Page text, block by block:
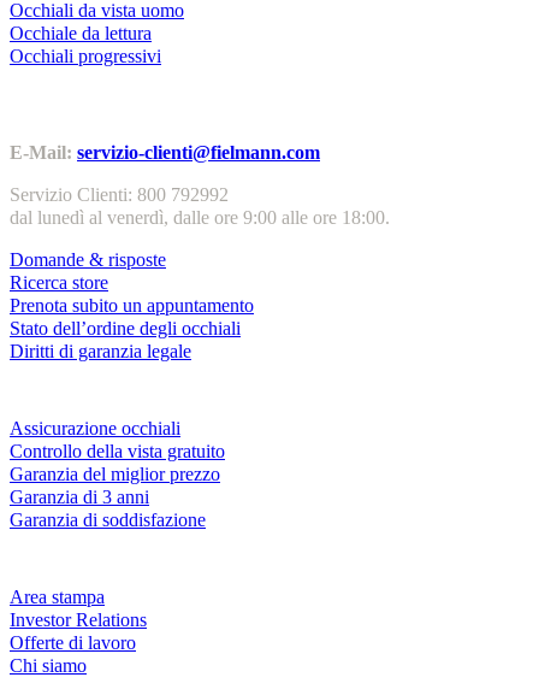
Occhiali da vista uomo
Occhiale da lettura
Occhiali progressivi
E-Mail: servizio-clienti@fielmann.com
Servizio Clienti: 800 792992
dal lunedì al venerdì, dalle ore 9:00 alle ore 18:00.
Domande & risposte
Ricerca store
Prenota subito un appuntamento
Stato dell’ordine degli occhiali
Diritti di garanzia legale
Assicurazione occhiali
Controllo della vista gratuito
Garanzia del miglior prezzo
Garanzia di 3 anni
Garanzia di soddisfazione
Area stampa
Investor Relations
Offerte di lavoro
Chi siamo